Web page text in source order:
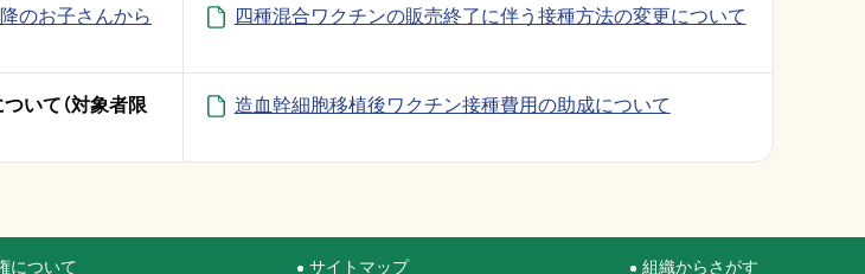
のお子さんから
四種混合ワクチンの販売終了に伴う接種方法の変更について
いて（対象者限
造血幹細胞移植後ワクチン接種費用の助成について
について サイトマップ 組織からさがす